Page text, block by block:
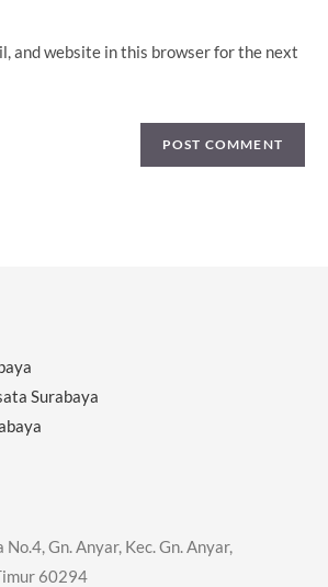
and website in this browser for the next
Surabaya
No.4, Gn. Anyar, Kec. Gn. Anyar,
60294